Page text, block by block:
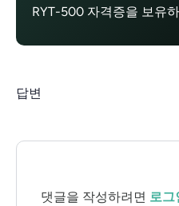
RYT-500 자격증을 보유
답변
댓글을 작성하려면 로그